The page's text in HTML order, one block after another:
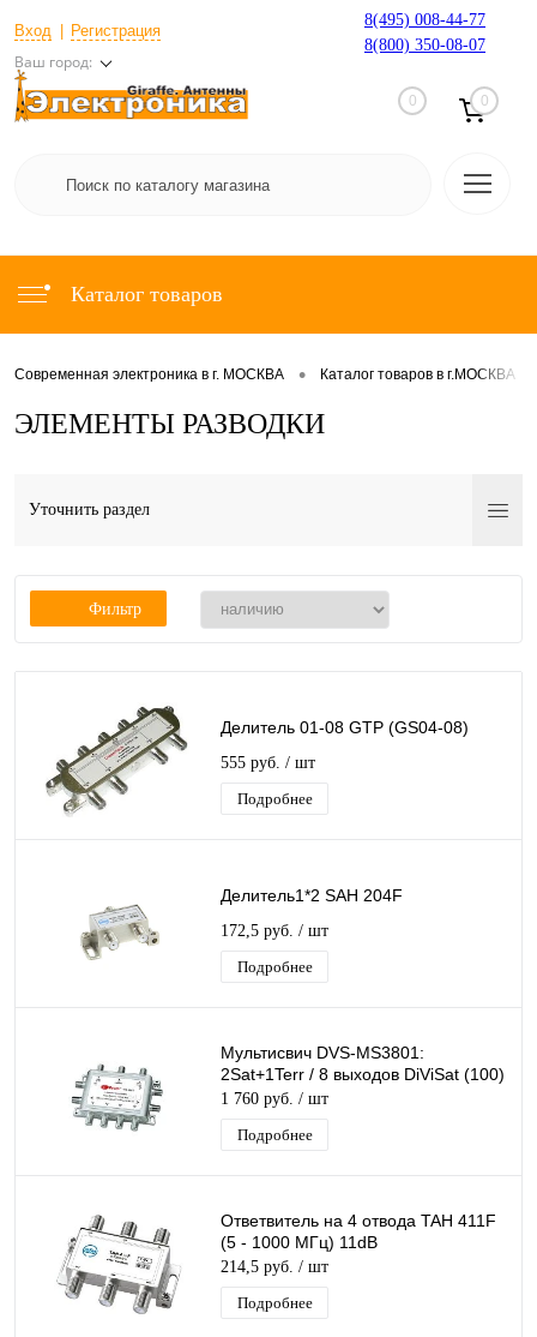
Вход Регистрация
Ваш город:
8(495) 008-44-77
8(800) 350-08-07
0 0
Каталог товаров
Современная электроника в г. МОСКВА • Каталог товаров в г.МОСКВА
ЭЛЕМЕНТЫ РАЗВОДКИ
Уточнить раздел
Фильтр
Делитель 01-08 GTP (GS04-08)
555 руб. / шт
Подробнее
Делитель1*2 SAH 204F
172,5 руб. / шт
Подробнее
Мультисвич DVS-MS3801:
2Sat+1Terr / 8 выходов DiViSat (100)
1 760 руб. / шт
Подробнее
Ответвитель на 4 отвода TAH 411F
(5 - 1000 МГц) 11dB
214,5 руб. / шт
Подробнее